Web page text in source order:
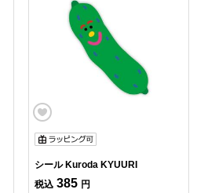
シール Kuroda KYUURI
税込 385 円